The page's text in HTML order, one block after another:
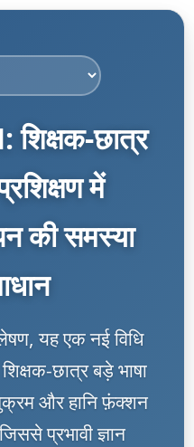
छात्र
में
की समस्या
यह एक नई विधि
छात्र बड़े भाषा
और हानि फ़ंक्शन
प्रभावी ज्ञान